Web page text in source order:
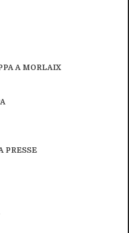
A MORLAIX
PRESSE